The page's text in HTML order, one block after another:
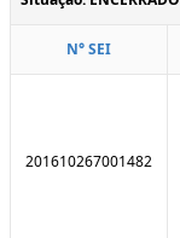
Relatório
b
t
N° SEI
201610267001482